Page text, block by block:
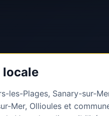
locale
les-Plages, Sanary-sur-
Mer, Ollioules et